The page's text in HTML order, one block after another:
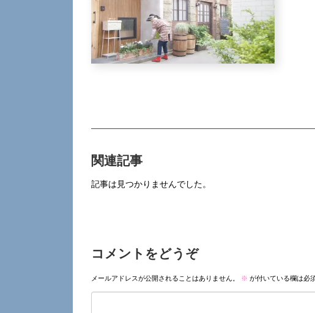
関連記事
記事は見つかりませんでした。
コメントをどうぞ
メールアドレスが公開されることはありません。 ※ が付いている欄は必